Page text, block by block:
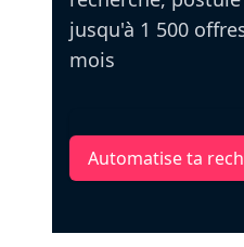
jusqu'à 1 500
mois
Automatise ta